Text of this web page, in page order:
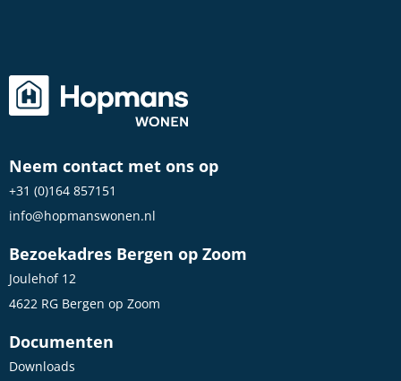
Neem contact met ons op
+31 (0)164 857151
info@hopmanswonen.nl
Bezoekadres Bergen op Zoom
Joulehof 12
4622 RG Bergen op Zoom
Documenten
Downloads